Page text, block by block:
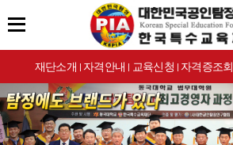
재단소개 | 자격안내 | 교육신청 | 자격증조회